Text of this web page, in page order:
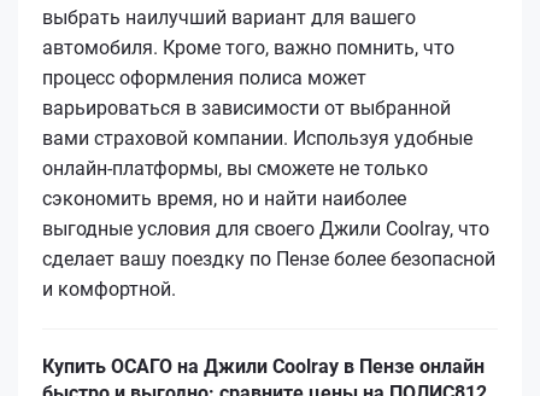
выбрать наилучший вариант для вашего
автомобиля. Кроме того, важно помнить, что
процесс оформления полиса может
варьироваться в зависимости от выбранной
вами страховой компании. Используя удобные
онлайн-платформы, вы сможете не только
сэкономить время, но и найти наиболее
выгодные условия для своего Джили Coolray, что
сделает вашу поездку по Пензе более безопасной
и комфортной.
Купить ОСАГО на Джили Coolray в Пензе онлайн